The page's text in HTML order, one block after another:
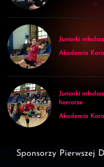
Juniorki
Akademia
Juniorki
horrorze
Akademia
Sponsorzy Pierwszej